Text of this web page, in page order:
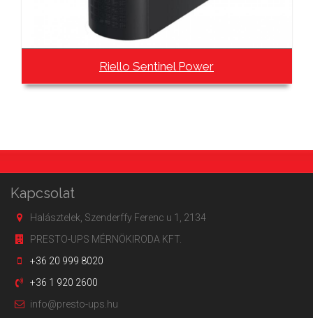
Riello Sentinel Power
Kapcsolat
Halásztelek, Szenderffy Ferenc u 1, 2134
PRESTO-UPS MÉRNÖKIRODA KFT.
+36 20 999 8020
+36 1 920 2600
info@presto-ups.hu